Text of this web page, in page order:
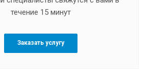
течение 15 минут
Заказать услугу